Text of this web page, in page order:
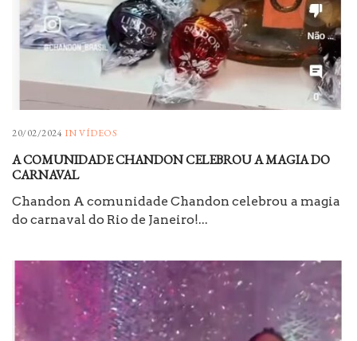
20/02/2024 INVÍDEOS
A COMUNIDADE CHANDON CELEBROU A MAGIA DO
CARNAVAL
Chandon A comunidade Chandon celebrou a magia
do carnaval do Rio de Janeiro!...